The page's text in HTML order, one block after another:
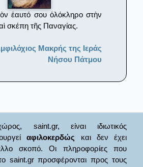
ἑαυτό σου ὁλόκληρο στὴν
σκέπη τῆς Παναγίας.
Μακρής της Ιεράς
Νήσου Πάτμου
saint.gr, είναι ιδιωτικός
αφιλοκερδώς και δεν έχει
σκοπό. Οι πληροφορίες που
saint.gr προσφέρονται προς τους